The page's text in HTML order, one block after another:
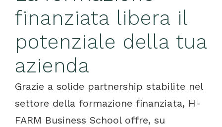
finanziata libera il
potenziale della tua
azienda
Grazie a solide partnership stabilite nel
settore della formazione finanziata, H-
FARM Business School offre, su